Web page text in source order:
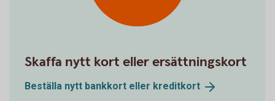
Skaffa nytt kort eller ersättningskort
Beställa nytt bankkort eller kreditkort